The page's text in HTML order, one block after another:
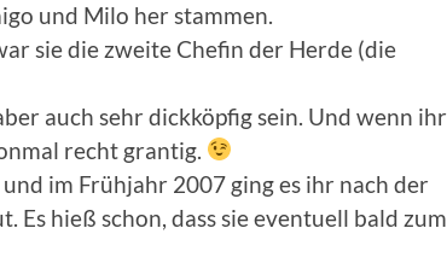
und Milo her stammen.
sie die zweite Chefin der Herde (die
auch sehr dickköpfig sein. Und wenn ihr
recht grantig.
im Frühjahr 2007 ging es ihr nach der
Es hieß schon, dass sie eventuell bald zum